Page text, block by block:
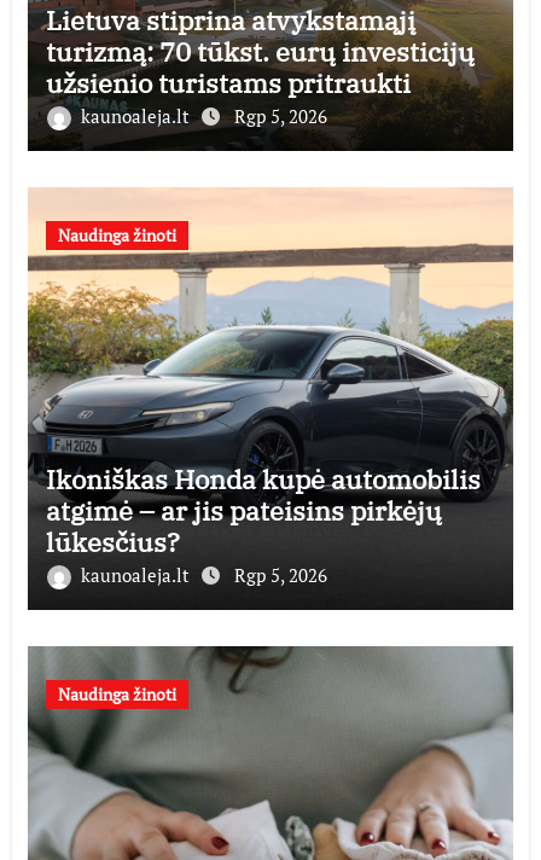
Lietuva stiprina atvykstamąjį
turizmą: 70 tūkst. eurų investicijų
užsienio turistams pritraukti
kaunoaleja.lt Rgp 5, 2026
Naudinga žinoti
Ikoniškas Honda kupė automobilis
atgimė – ar jis pateisins pirkėjų
lūkesčius?
kaunoaleja.lt Rgp 5, 2026
Naudinga žinoti